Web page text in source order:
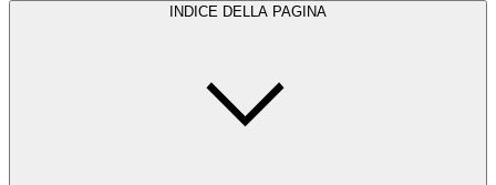
INDICE DELLA PAGINA